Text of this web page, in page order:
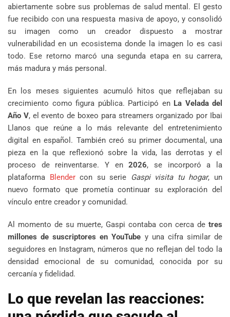
abiertamente sobre sus problemas de salud mental. El gesto
fue recibido con una respuesta masiva de apoyo, y consolidó
su imagen como un creador dispuesto a mostrar
vulnerabilidad en un ecosistema donde la imagen lo es casi
todo. Ese retorno marcó una segunda etapa en su carrera,
más madura y más personal.
En los meses siguientes acumuló hitos que reflejaban su
crecimiento como figura pública. Participó en La Velada del
Año V, el evento de boxeo para streamers organizado por Ibai
Llanos que reúne a lo más relevante del entretenimiento
digital en español. También creó su primer documental, una
pieza en la que reflexionó sobre la vida, las derrotas y el
proceso de reinventarse. Y en2026, se incorporó a la
plataforma
Blendercon su serie Gaspi visita tu hogar, un
nuevo formato que prometía continuar su exploración del
vínculo entre creador y comunidad.
Al momento de su muerte, Gaspi contaba con cerca de tres
millones de suscriptores en YouTube y una cifra similar de
seguidores en Instagram, números que no reflejan del todo la
densidad emocional de su comunidad, conocida por su
cercanía y fidelidad.
Lo que revelan las reacciones: